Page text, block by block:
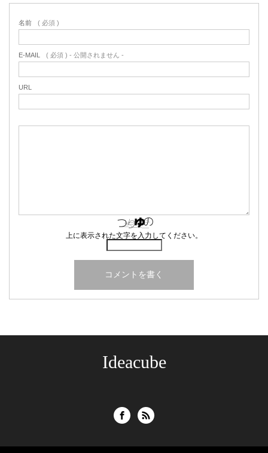
名前 ( 必須 )
E-MAIL ( 必須 ) - 公開されません -
URL
上に表示された文字を入力してください。
Ideacube